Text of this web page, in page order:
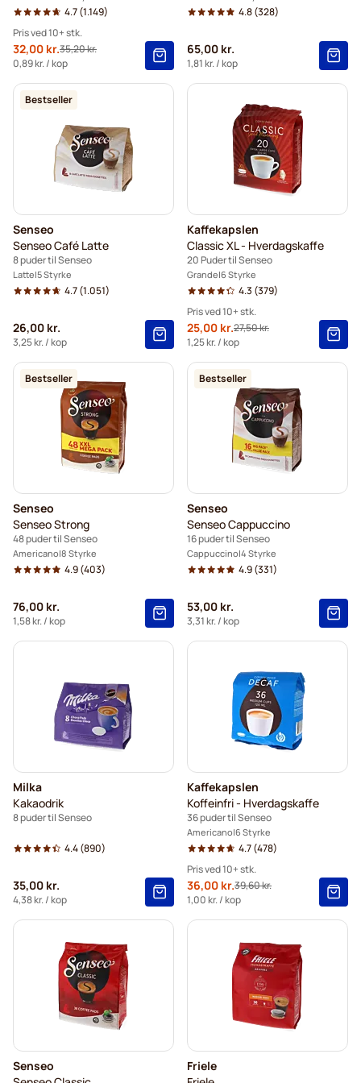
4.7(1.149)
Pris ved 10+ stk.
Tilbudspris
32,00 kr.Normalpris
35,20 kr.
0,89 kr./ kop
5+ =33,60 kr.
10+ =32,00 kr.
4.8(328)
65,00 kr.
1,81 kr./ kop
Bestseller
Senseo
Senseo Café Latte
8 puder til Senseo
Latte 5 Styrke
4.7(1.051)
26,00 kr.
3,25 kr./ kop
Kaffekapslen
Classic XL - Hverdagskaffe
20 Puder til Senseo
Grande 6 Styrke
4.3 (379)
Pris ved 10+ stk.
Tilbudspris
25,00 kr.Normalpris
27,50 kr.
1,25 kr./ kop
1 =27,50 kr.
5+ =26,25 kr.
10+ =25,00 kr.
Bestseller
Senseo
Senseo Strong
48 puder til Senseo
Americano 8 Styrke
4.9(403)
76,00 kr.
1,58 kr./ kop
Bestseller
Senseo
Senseo Cappuccino
16 puder til Senseo
Cappuccino 4 Styrke
4.9(331)
53,00 kr.
3,31 kr./ kop
Milka
Kakaodrik
8 puder til Senseo
4.4(890)
35,00 kr.
4,38 kr./ kop
Kaffekapslen
Koffeinfri - Hverdagskaffe
36 puder til Senseo
Americano 6 Styrke
4.7(478)
Pris ved 10+ stk.
Tilbudspris
36,00 kr.Normalpris
39,60 kr.
1,00 kr./ kop
1 =39,60 kr.
5+ =37,80 kr.
10+ =36,00 kr.
Senseo
Friele